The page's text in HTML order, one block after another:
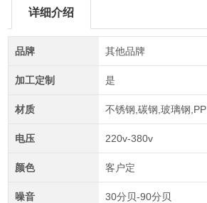
详细介绍
品牌 其他品牌
加工定制 是
材质 不锈钢,碳钢,玻璃钢,PP
电压 220v-380v
颜色 客户定
噪音 30分贝-90分贝